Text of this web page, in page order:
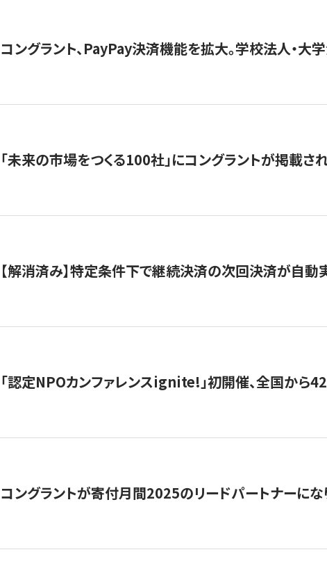
コングラント、PayPay決済機能を拡大。学校法人・
「未来の市場をつくる100社」にコングラントが掲載さ
【解消済み】特定条件下で継続決済の次回決済が自
「認定NPOカンファレンスignite!」初開催、全国から
コングラントが寄付月間2025のリードパートナーにな